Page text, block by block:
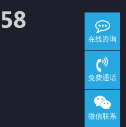
在线咨询
免费通话
微信联系